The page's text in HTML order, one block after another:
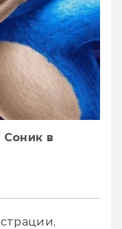
Соник в